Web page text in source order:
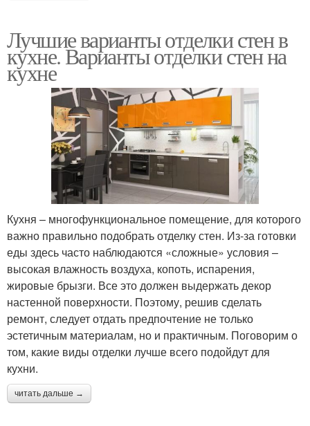
Лучшие варианты отделки стен в
кухне. Варианты отделки стен на
кухне
Кухня – многофункциональное помещение, для которого
важно правильно подобрать отделку стен. Из-за готовки
еды здесь часто наблюдаются «сложные» условия –
высокая влажность воздуха, копоть, испарения,
жировые брызги. Все это должен выдержать декор
настенной поверхности. Поэтому, решив сделать
ремонт, следует отдать предпочтение не только
эстетичным материалам, но и практичным. Поговорим о
том, какие виды отделки лучше всего подойдут для
кухни.
читать дальше →